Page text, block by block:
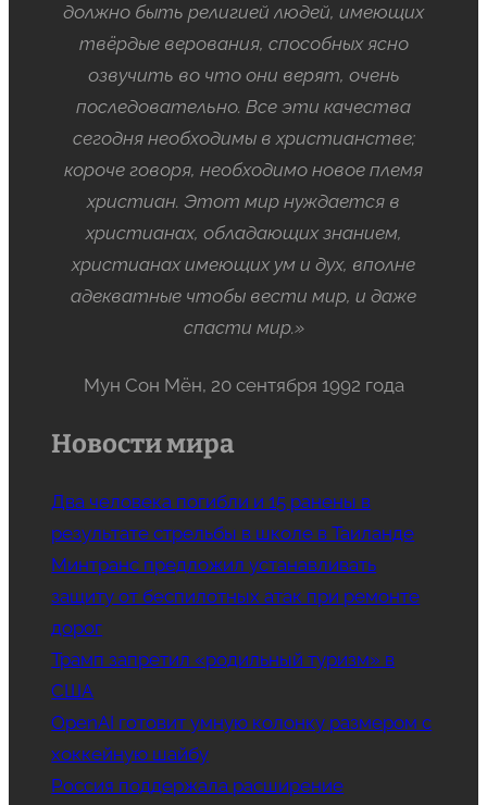
должно быть религией людей, имеющих
твёрдые верования, способных ясно
озвучить во что они верят, очень
последовательно. Все эти качества
сегодня необходимы в христианстве;
короче говоря, необходимо новое племя
христиан. Этот мир нуждается в
христианах, обладающих знанием,
христианах имеющих ум и дух, вполне
адекватные чтобы вести мир, и даже
спасти мир.»
Мун Сон Мён, 20 сентября 1992 года
Новости мира
Два человека погибли и 15 ранены в
результате стрельбы в школе в Таиланде
Минтранс предложил устанавливать
защиту от беспилотных атак при ремонте
дорог
Трамп запретил «родильный туризм» в
США
OpenAI готовит умную колонку размером с
хоккейную шайбу
Россия поддержала расширение